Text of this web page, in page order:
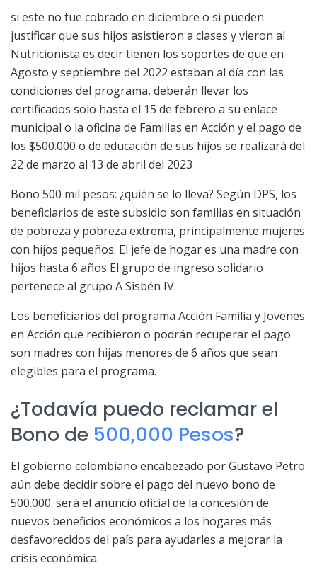
si este no fue cobrado en diciembre o si pueden
justificar que sus hijos asistieron a clases y vieron al
Nutricionista es decir tienen los soportes de que en
Agosto y septiembre del 2022 estaban al día con las
condiciones del programa, deberán llevar los
certificados solo hasta el 15 de febrero a su enlace
municipal o la oficina de Familias en Acción y el pago de
los $500.000 o de educación de sus hijos se realizará del
22 de marzo al 13 de abril del 2023
Bono 500 mil pesos: ¿quién se lo lleva? Según DPS, los
beneficiarios de este subsidio son familias en situación
de pobreza y pobreza extrema, principalmente mujeres
con hijos pequeños. El jefe de hogar es una madre con
hijos hasta 6 años El grupo de ingreso solidario
pertenece al grupo A Sisbén IV.
Los beneficiarios del programa Acción Familia y Jovenes
en Acción que recibieron o podrán recuperar el pago
son madres con hijas menores de 6 años que sean
elegibles para el programa.
¿Todavía puedo reclamar el
Bono de 500,000 Pesos?
El gobierno colombiano encabezado por Gustavo Petro
aún debe decidir sobre el pago del nuevo bono de
500.000. será el anuncio oficial de la concesión de
nuevos beneficios económicos a los hogares más
desfavorecidos del país para ayudarles a mejorar la
crisis económica.